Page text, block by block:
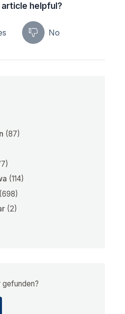
helpful?
No
(87)
(114)
(698)
(2)